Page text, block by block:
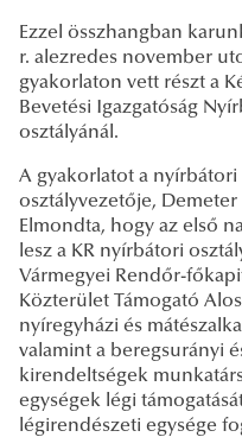
Ezzel összhangban
r. alezredes november
gyakorlaton vett részt a
Bevetési Igazgatóság
osztályánál.
A gyakorlatot a
osztályvezetője,
Elmondta, hogy az első
lesz a KR nyírbátori
Vármegyei Rendőr-
Közterület Támogató
nyíregyházi és
valamint a beregsurányi
kirendeltségek
egységek légi
légirendészeti egysége